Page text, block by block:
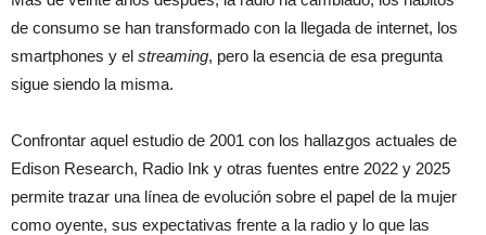
de consumo se han transformado con la llegada de internet, los
smartphones y el streaming, pero la esencia de esa pregunta
sigue siendo la misma.
Confrontar aquel estudio de 2001 con los hallazgos actuales de
Edison Research, Radio Ink y otras fuentes entre 2022 y 2025
permite trazar una línea de evolución sobre el papel de la mujer
como oyente, sus expectativas frente a la radio y lo que las